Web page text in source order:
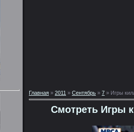
Главная » 2011 » Сентябрь » 7 » Игры
Смотреть Игры